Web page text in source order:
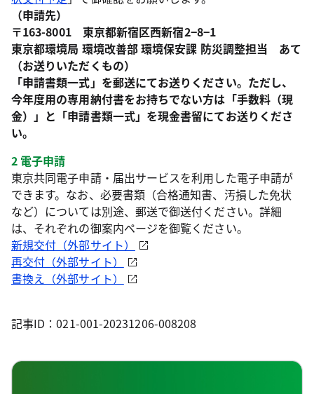
（申請先）
〒163-8001 東京都新宿区西新宿2−8−1
東京都環境局 環境改善部 環境保安課 防災調整担当 あて
（お送りいただくもの）
「申請書類一式」を郵送にてお送りください。ただし、
今年度用の専用納付書をお持ちでない方は「手数料（現
金）」と「申請書類一式」を現金書留にてお送りくださ
い。
2 電子申請
東京共同電子申請・届出サービスを利用した電子申請が
できます。なお、必要書類（合格通知書、汚損した免状
など）については別途、郵送で御送付ください。詳細
は、それぞれの御案内ページを御覧ください。
新規交付（外部サイト）
再交付（外部サイト）
書換え（外部サイト）
記事ID：021-001-20231206-008208